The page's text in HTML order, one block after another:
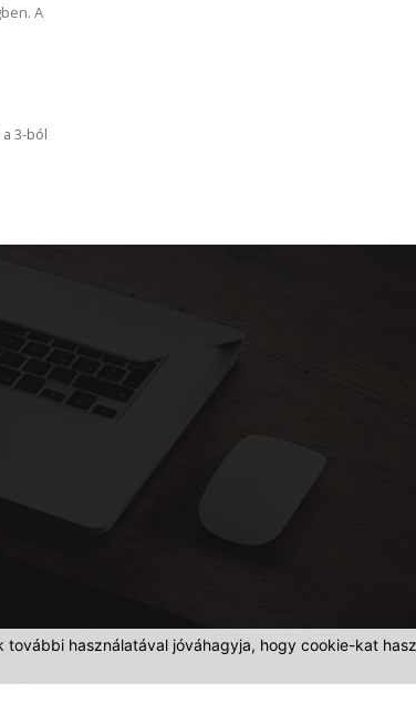
A
3-ból
használatával jóváhagyja, hogy cookie-kat